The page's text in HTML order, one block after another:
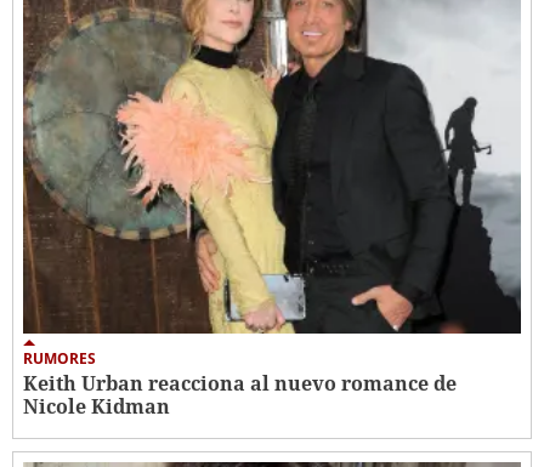
RUMORES
Keith Urban reacciona al nuevo romance de
Nicole Kidman